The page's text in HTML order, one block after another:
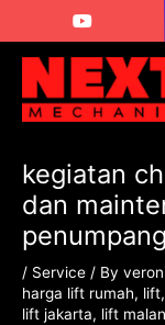
content
kegiatan
dan
/ Service / By
harga lift rumah, lift,
lift jakarta, lift
navigation